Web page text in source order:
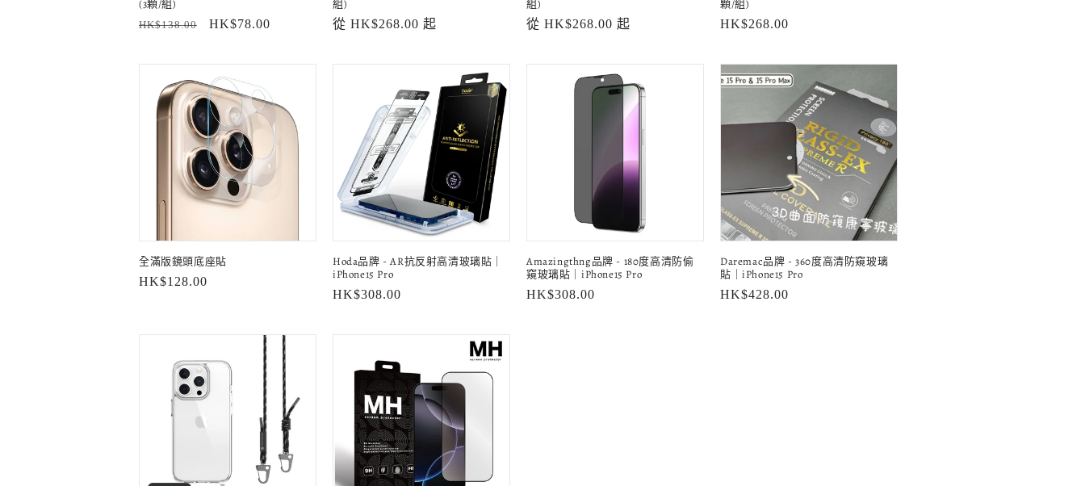
(3顆/組)
定
HK$138.00
售
HK$78.00
組)
定
從 HK$268.00 起
組)
定
從 HK$268.00 起
顆/組)
定
HK$268.00
全滿版鏡頭底座貼
定
HK$128.00
Hoda品牌 - AR抗反射高清玻璃貼｜
iPhone15 Pro
定
HK$308.00
Amazingthng品牌 - 180度高清防偷
窺玻璃貼｜iPhone15 Pro
定
HK$308.00
Daremac品牌 - 360度高清防窺玻璃
貼｜iPhone15 Pro
定
HK$428.00